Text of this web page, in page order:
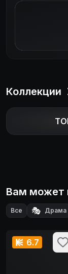
Коллекции
Вам может
Все 🎭 Драма
6.7